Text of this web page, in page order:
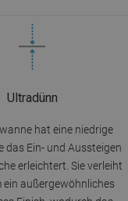
Ultradünn
hat eine niedrige
das Ein- und Aussteigen
erleichtert. Sie verleiht
ein außergewöhnliches